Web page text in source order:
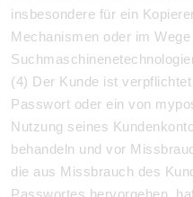
insbesondere für ein
Mechanismen oder im
(4) Der Kunde ist
Passwort oder ein von
Nutzung seines
behandeln und vor
die aus Missbrauch des
Passwortes hervorgehen,